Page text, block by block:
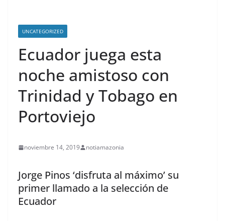
UNCATEGORIZED
Ecuador juega esta
noche amistoso con
Trinidad y Tobago en
Portoviejo
noviembre 14, 2019 notiamazonia
Jorge Pinos ‘disfruta al máximo’ su
primer llamado a la selección de
Ecuador